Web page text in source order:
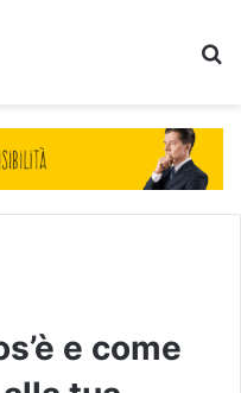
e come